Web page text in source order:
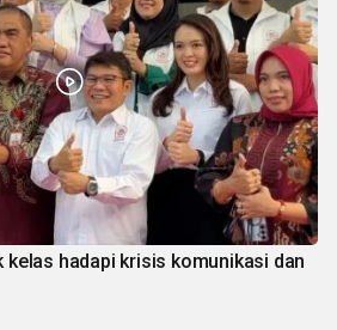
kelas hadapi krisis komunikasi dan